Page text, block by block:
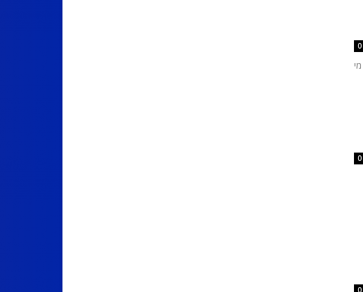
0
0
0